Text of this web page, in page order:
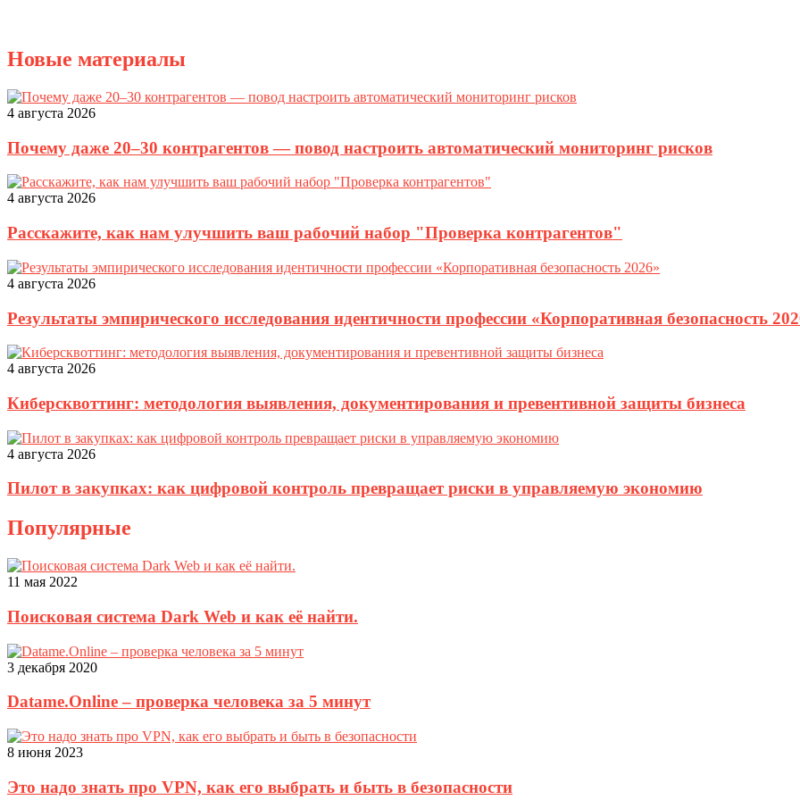
Новые материалы
4 августа 2026
Почему даже 20–30 контрагентов — повод настроить автоматический мониторинг рисков
4 августа 2026
Расскажите, как нам улучшить ваш рабочий набор "Проверка контрагентов"
4 августа 2026
Результаты эмпирического исследования идентичности профессии «Корпоративная безопасность
4 августа 2026
Киберсквоттинг: методология выявления, документирования и превентивной защиты бизнеса
4 августа 2026
Пилот в закупках: как цифровой контроль превращает риски в управляемую экономию
Популярные
11 мая 2022
Поисковая система Dark Web и как её найти.
3 декабря 2020
Datame.Online – проверка человека за 5 минут
8 июня 2023
Это надо знать про VPN, как его выбрать и быть в безопасности